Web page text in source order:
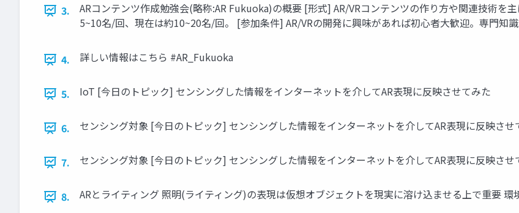
3.
ARコンテンツ作成勉強会(略称:AR Fukuoka)の概要 [形式] AR/VRコンテンツの作り⽅や関連技術を
5~10名/回、現在は約10~20名/回。 [参加条件] AR/VRの開発に興味があれば初⼼者⼤歓迎。専⾨知識
4. 詳しい情報はこちら #AR_Fukuoka
5. IoT [今日のトピック] センシングした情報をインターネットを介してAR表現に反映させてみた
6. センシング対象 [今日のトピック] センシングした情報をインターネットを介してAR表現に反映させ
7. センシング対象 [今日のトピック] センシングした情報をインターネットを介してAR表現に反映させ
8. ARとライティング 照明(ライティング)の表現は仮想オブジェクトを現実に溶け込ませる上で重要